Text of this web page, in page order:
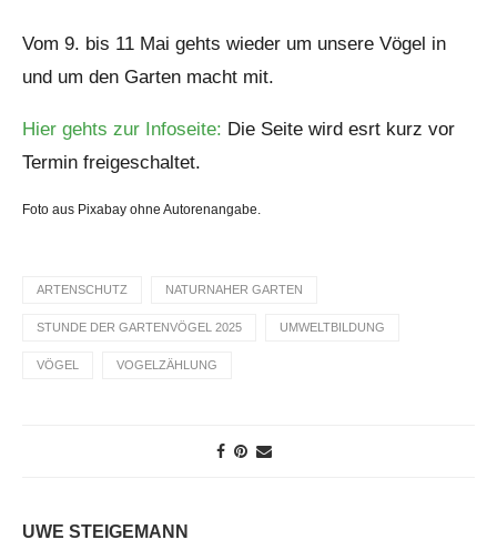
Vom 9. bis 11 Mai gehts wieder um unsere Vögel in
und um den Garten macht mit.
Hier gehts zur Infoseite: Die Seite wird esrt kurz vor
Termin freigeschaltet.
Foto aus Pixabay ohne Autorenangabe.
ARTENSCHUTZ NATURNAHER GARTEN
STUNDE DER GARTENVÖGEL 2025 UMWELTBILDUNG
VÖGEL VOGELZÄHLUNG
UWE STEIGEMANN